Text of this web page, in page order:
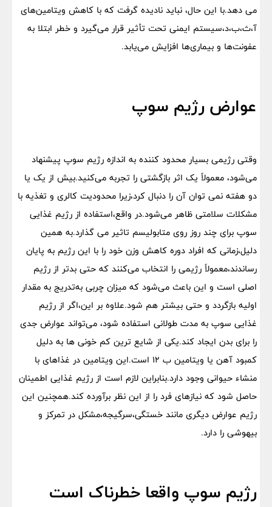
می دهد.با این حال، نباید نادیده گرفت که با کاهش ویتامین‌های
آ،ث،ب،د،سیستم ایمنی تحت تأثیر قرار می‌گیرد و خطر ابتلا به
عفونت‌ها و بیماری‌ها افزایش می‌یابد.
عوارض رژیم سوپ
وقتی رژیمی بسیار محدود کننده به اندازه رژیم سوپ پیشنهاد
می‌شود، معمولاً یک اثر بازگشتی را تجربه می‌کنید.بیش از یک یا
دو هفته نمی توان آن را دنبال کرد،زیرا محدودیت کالری و تغذیه با
مشکلات سلامتی ظاهر می‌شود.در واقع،استفاده از رژیم غذایی
سوپ برای چند روز روی متابولیسم تاثیر می گذارد.به همین
دلیل،زمانی که افراد دوره کاهش وزن خود را با این رژیم به پایان
رساندند،معمولاً رژیمی را انتخاب می‌کنند که حتی بدتر از رژیم
اصلی است و این باعث می‌شود که میزان چربی به‌تدریج به مقدار
اولیه بازگردد و حتی بیشتر هم شود.علاوه بر این،اگر از رژیم
غذایی سوپ به مدت طولانی استفاده شود، می‌تواند عوارض جدی
را برای بدن ایجاد کند.یکی از شایع ترین کم خونی ها به دلیل
کمبود آهن یا ویتامین ب ۱۲ است.این ویتامین در غذاهای با
منشاء حیوانی وجود دارد.بنابراین لازم است از رژیم غذایی اطمینان
حاصل شود که نیازهای فرد را از این نظر برآورده کند.همچنین این
رژیم عوارض دیگری مانند خستگی،سرگیجه،مشکل در تمرکز و
بیهوشی را دارد.
رژیم سوپ واقعا خطرناک است